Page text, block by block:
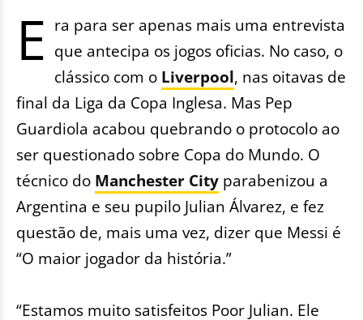
E ra para ser apenas mais uma entrevista
que antecipa os jogos oficias. No caso, o
clássico com o Liverpool, nas oitavas de
final da Liga da Copa Inglesa. Mas Pep
Guardiola acabou quebrando o protocolo ao
ser questionado sobre Copa do Mundo. O
técnico do Manchester City parabenizou a
Argentina e seu pupilo Julian Álvarez, e fez
questão de, mais uma vez, dizer que Messi é
“O maior jogador da história.”
“Estamos muito satisfeitos Poor Julian. Ele